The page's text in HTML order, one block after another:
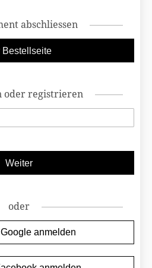
abschliessen
oder registrieren
oder
Google anmelden